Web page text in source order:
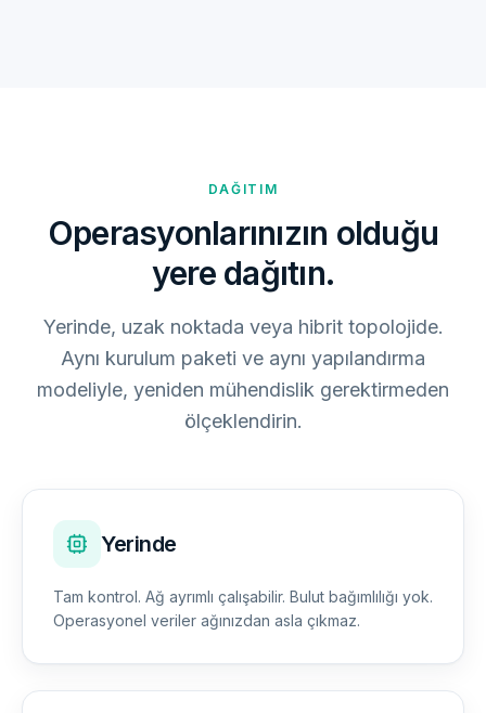
DAĞITIM
Operasyonlarınızın olduğu
yere dağıtın.
Yerinde, uzak noktada veya hibrit topolojide.
Aynı kurulum paketi ve aynı yapılandırma
modeliyle, yeniden mühendislik gerektirmeden
ölçeklendirin.
Yerinde
Tam kontrol. Ağ ayrımlı çalışabilir. Bulut bağımlılığı yok.
Operasyonel veriler ağınızdan asla çıkmaz.